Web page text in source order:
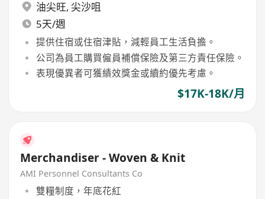
油尖旺, 尖沙咀
5天/週
提供住宿或住宿津貼，減輕員工生活負擔。
公司為員工購買僱員補償保險及第三方責任保險。
表現優異者可獲績效獎金或續約優先考慮。
$17K-18K/月
Merchandiser - Woven & Knit
AMI Personnel Consultants Co
雙糧制度，年底花紅